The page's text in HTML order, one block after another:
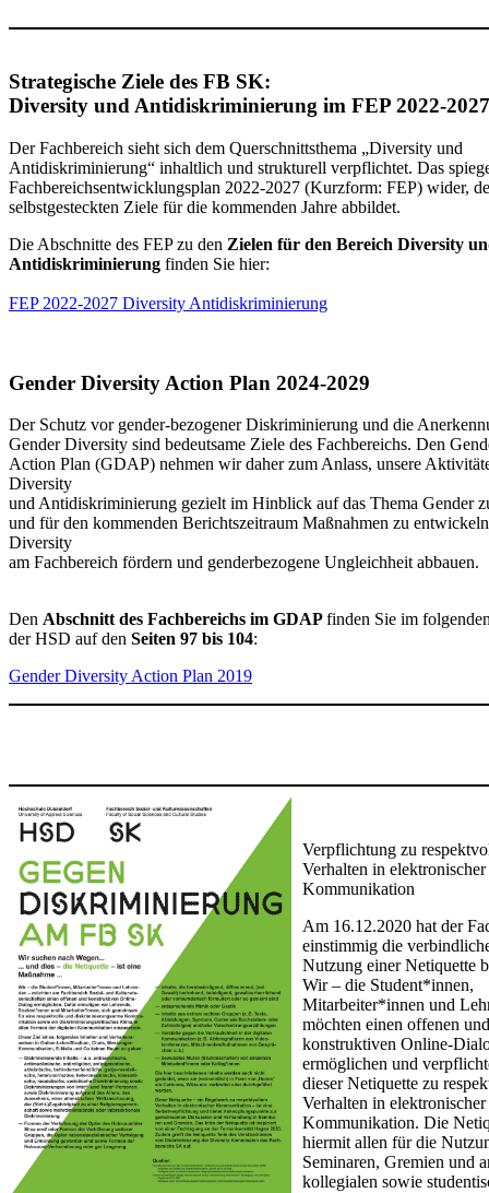
Strategische Ziele des FB SK:
Diversity und Antidiskriminierung im FEP 2022-2027
Der Fachbereich sieht sich dem Quers​​chnittsthema „Diversity und
Antidiskriminierung“ inhaltlich und strukturell verpflichtet. Das
Fachbereichsentwicklungsplan 2022-2027 (Kurzform: FEP) wider,
selbstgesteckten Ziele für die kommenden Jahre abbildet.
Die Abschnitte des FEP zu den Zielen für den Bereich Diversity
Antidiskriminierung finden Sie hier:
FEP 2022-2027 Diversity Antidiskriminierung
Gender Diversity Action Plan 2024-2029
Der Schutz vor gender-bezogener Diskriminierung und die
Gender Diversity sind bedeutsame Ziele des Fachbereichs. Den
Action Plan (GDAP) nehmen wir daher zum Anlass, unsere
Diversity
und Antidiskriminierung gezielt im Hinblick auf das Thema Gender
und für den kommenden Berichtszeitraum Maßnahmen zu
Diversity
am Fachbereich fördern und genderbezogene Ungleichheit abbauen.
Den Abschnitt des Fachbereichs im GDAPfinden Sie im
der HSD auf den Seiten 97 bis 104:
Gender Diversity Action Plan 2019
Verpflichtung zu
Verhalten in elektronischer
Kommunikation
Am 16.12.2020 hat der
einstimmig die
Nutzung einer Netiquette
Wir – die Student*innen,
Mitarbeiter*innen und
möchten einen offenen und
konstruktiven Online-
ermöglichen und
dieser Netiquette zu
Verhalten in elektronischer
Kommunikation. Die
hiermit allen für die
Seminaren, Gremien und
kollegialen sowie